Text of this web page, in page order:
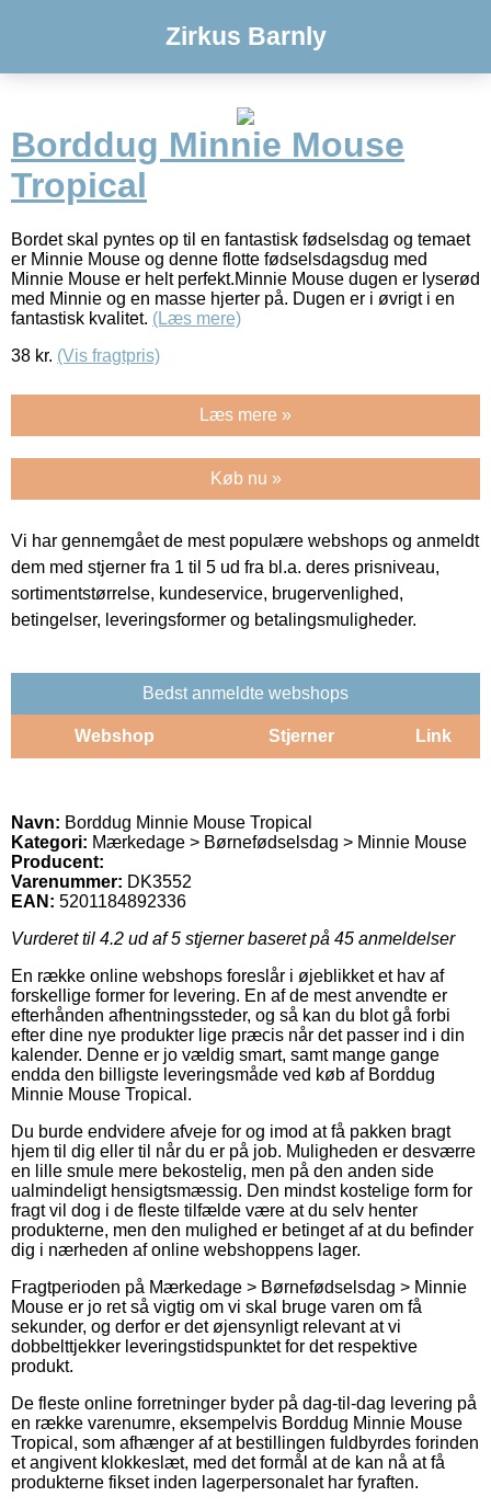
Zirkus Barnly
Borddug Minnie Mouse
Tropical
Bordet skal pyntes op til en fantastisk fødselsdag og temaet
er Minnie Mouse og denne flotte fødselsdagsdug med
Minnie Mouse er helt perfekt.Minnie Mouse dugen er lyserød
med Minnie og en masse hjerter på. Dugen er i øvrigt i en
fantastisk kvalitet. (Læs mere)
38 kr. (Vis fragtpris)
Læs mere »
Køb nu »
Vi har gennemgået de mest populære webshops og anmeldt
dem med stjerner fra 1 til 5 ud fra bl.a. deres prisniveau,
sortimentstørrelse, kundeservice, brugervenlighed,
betingelser, leveringsformer og betalingsmuligheder.
Bedst anmeldte webshops
Webshop Stjerner Link
Navn: Borddug Minnie Mouse Tropical
Kategori: Mærkedage > Børnefødselsdag > Minnie Mouse
Producent:
Varenummer: DK3552
EAN: 5201184892336
Vurderet til 4.2 ud af 5 stjerner baseret på 45 anmeldelser
En række online webshops foreslår i øjeblikket et hav af
forskellige former for levering. En af de mest anvendte er
efterhånden afhentningssteder, og så kan du blot gå forbi
efter dine nye produkter lige præcis når det passer ind i din
kalender. Denne er jo vældig smart, samt mange gange
endda den billigste leveringsmåde ved køb af Borddug
Minnie Mouse Tropical.
Du burde endvidere afveje for og imod at få pakken bragt
hjem til dig eller til når du er på job. Muligheden er desværre
en lille smule mere bekostelig, men på den anden side
ualmindeligt hensigtsmæssig. Den mindst kostelige form for
fragt vil dog i de fleste tilfælde være at du selv henter
produkterne, men den mulighed er betinget af at du befinder
dig i nærheden af online webshoppens lager.
Fragtperioden på Mærkedage > Børnefødselsdag > Minnie
Mouse er jo ret så vigtig om vi skal bruge varen om få
sekunder, og derfor er det øjensynligt relevant at vi
dobbelttjekker leveringstidspunktet for det respektive
produkt.
De fleste online forretninger byder på dag-til-dag levering på
en række varenumre, eksempelvis Borddug Minnie Mouse
Tropical, som afhænger af at bestillingen fuldbyrdes forinden
et angivent klokkeslæt, med det formål at de kan nå at få
produkterne fikset inden lagerpersonalet har fyraften.